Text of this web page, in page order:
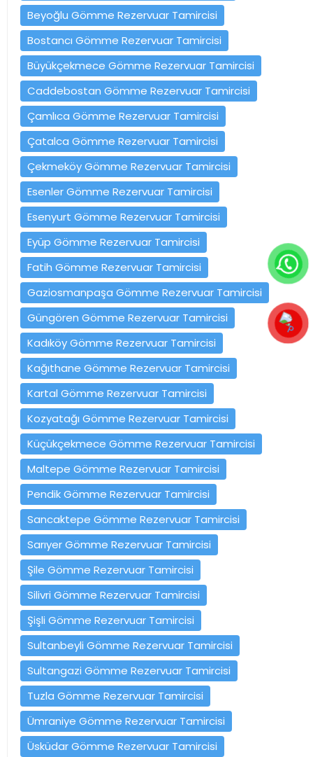
Beyoğlu Gömme Rezervuar Tamircisi
Bostancı Gömme Rezervuar Tamircisi
Büyükçekmece Gömme Rezervuar Tamircisi
Caddebostan Gömme Rezervuar Tamircisi
Çamlıca Gömme Rezervuar Tamircisi
Çatalca Gömme Rezervuar Tamircisi
Çekmeköy Gömme Rezervuar Tamircisi
Esenler Gömme Rezervuar Tamircisi
Esenyurt Gömme Rezervuar Tamircisi
Eyüp Gömme Rezervuar Tamircisi
Fatih Gömme Rezervuar Tamircisi
Gaziosmanpaşa Gömme Rezervuar Tamircisi
Güngören Gömme Rezervuar Tamircisi
Kadıköy Gömme Rezervuar Tamircisi
Kağıthane Gömme Rezervuar Tamircisi
Kartal Gömme Rezervuar Tamircisi
Kozyatağı Gömme Rezervuar Tamircisi
Küçükçekmece Gömme Rezervuar Tamircisi
Maltepe Gömme Rezervuar Tamircisi
Pendik Gömme Rezervuar Tamircisi
Sancaktepe Gömme Rezervuar Tamircisi
Sarıyer Gömme Rezervuar Tamircisi
Şile Gömme Rezervuar Tamircisi
Silivri Gömme Rezervuar Tamircisi
Şişli Gömme Rezervuar Tamircisi
Sultanbeyli Gömme Rezervuar Tamircisi
Sultangazi Gömme Rezervuar Tamircisi
Tuzla Gömme Rezervuar Tamircisi
Ümraniye Gömme Rezervuar Tamircisi
Üsküdar Gömme Rezervuar Tamircisi